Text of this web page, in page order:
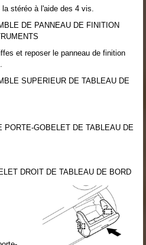
stéréo à l'aide des 4 vis.
DE PANNEAU DE FINITION
et reposer le panneau de finition
SUPERIEUR DE TABLEAU DE
PORTE-GOBELET DE TABLEAU DE
DROIT DE TABLEAU DE BORD